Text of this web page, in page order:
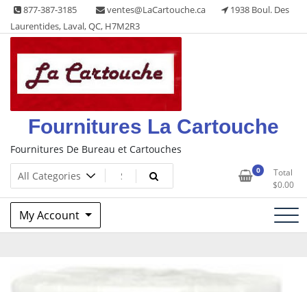
Skip
content
877-387-3185 ventes@LaCartouche.ca
1938 Boul. Des
Laurentides, Laval, QC, H7M2R3
Fournitures La Cartouche
Fournitures De Bureau et Cartouches
0
Total
$0.00
My Account